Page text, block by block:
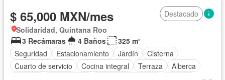
$ 65,000 MXN/mes
Destacado
Solidaridad, Quintana Roo
3 Recámaras
4 Baños
325 m²
Seguridad
Estacionamiento Jardín
Cisterna
Cuarto de servicio
Cocina integral Terraza
Alberca